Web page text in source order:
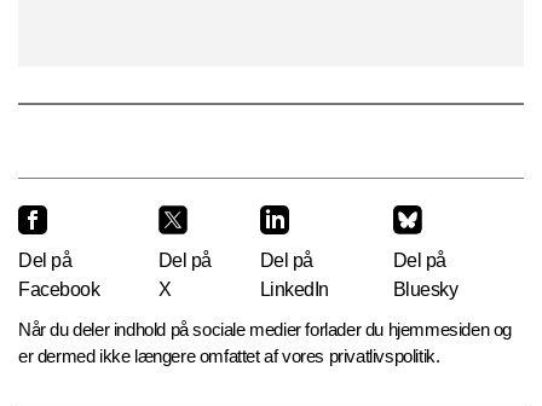
Del på
Facebook
Del på
X
Del på
LinkedIn
Del på
Bluesky
Når du deler indhold på sociale medier forlader du hjemmesiden og
er dermed ikke længere omfattet af vores privatlivspolitik.